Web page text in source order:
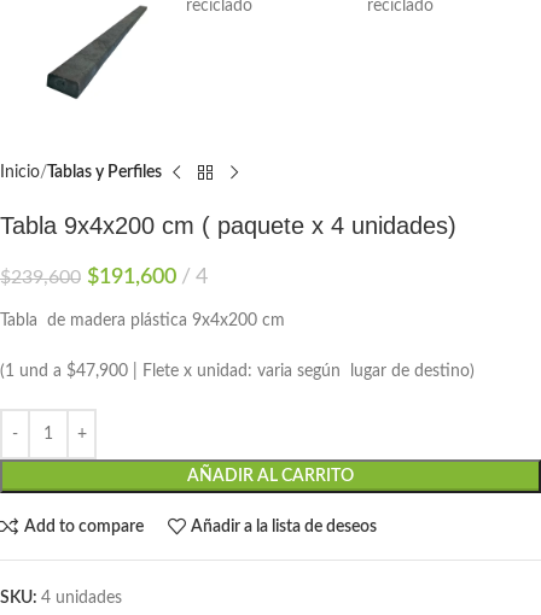
Inicio Tablas y Perfiles
Tabla 9x4x200 cm ( paquete x 4 unidades)
$239,600 $191,600 4
Tabla de madera plástica 9x4x200 cm
(1 und a $47,900 | Flete x unidad: varia según lugar de destino)
AÑADIR AL CARRITO
Add to compare Añadir a la lista de deseos
SKU: 4 unidades